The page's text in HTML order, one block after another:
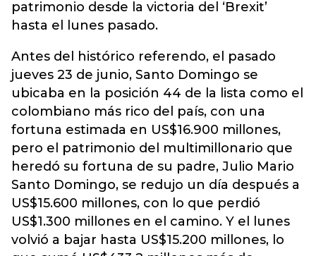
patrimonio desde la victoria del ‘Brexit’
hasta el lunes pasado.
Antes del histórico referendo, el pasado
jueves 23 de junio, Santo Domingo se
ubicaba en la posición 44 de la lista como el
colombiano más rico del país, con una
fortuna estimada en US$16.900 millones,
pero el patrimonio del multimillonario que
heredó su fortuna de su padre, Julio Mario
Santo Domingo, se redujo un día después a
US$15.600 millones, con lo que perdió
US$1.300 millones en el camino. Y el lunes
volvió a bajar hasta US$15.200 millones, lo